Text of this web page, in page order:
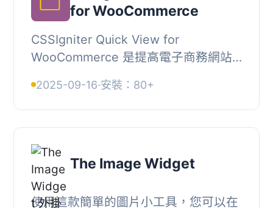
for WooCommerce
CSSIgniter Quick View for
WooCommerce 是提高電子商務網站
過燈箱預覽產品並將它們加入購物車。,
實際範例, 請造訪我們...
2025-09-16·安裝：80+
The Image Widget
使用這款簡單的圖片小工具，您可以在